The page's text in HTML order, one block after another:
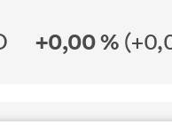
+0,00 % (